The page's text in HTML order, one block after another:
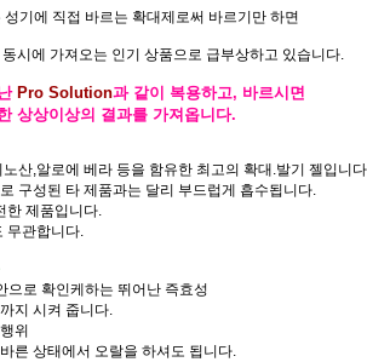
기에 직접 바르는 확대제로써 바르기만 하면
시에 가져오는 인기 상품으로 급부상하고 있습니다.
Pro Solution과 같이 복용하고, 바르시면
상상이상의 결과를 가져옵니다.
산,알로에 베라 등을 함유한 최고의 확대.발기 젤입니
구성된 타 제품과는 달리 부드럽게 흡수됩니다.
한 제품입니다.
무관합니다.
으로 확인케하는 뛰어난 즉효성
지 시켜 줍니다.
위
른 상태에서 오랄을 하셔도 됩니다.